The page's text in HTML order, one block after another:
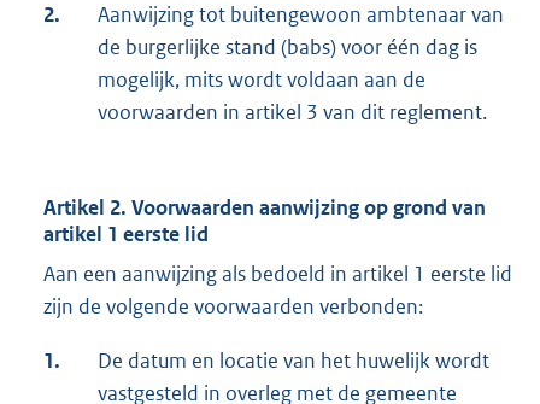
2.
Aanwijzing tot buitengewoon ambtenaar van
de burgerlijke stand (babs) voor één dag is
mogelijk, mits wordt voldaan aan de
voorwaarden in artikel 3 van dit reglement.
Artikel 2. Voorwaarden aanwijzing op grond van
artikel 1 eerste lid
Aan een aanwijzing als bedoeld in artikel 1 eerste lid
zijn de volgende voorwaarden verbonden:
1.
De datum en locatie van het huwelijk wordt
vastgesteld in overleg met de gemeente